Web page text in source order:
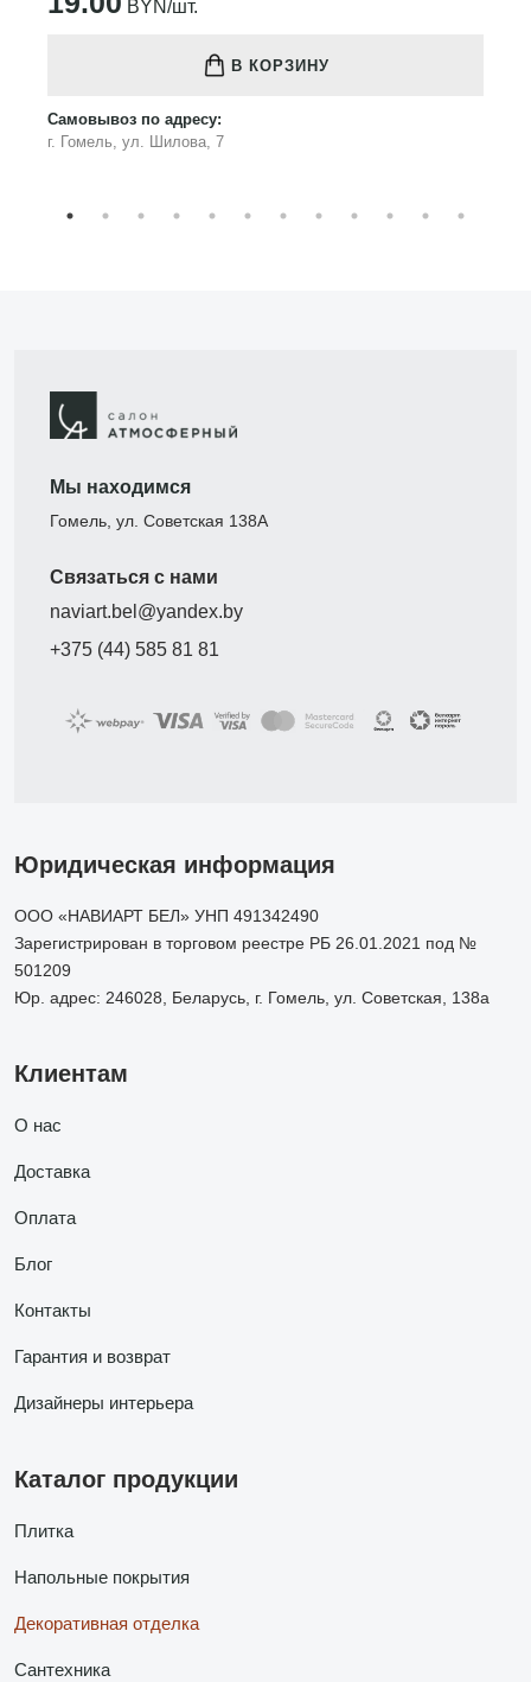
BYN/шт.
В КОРЗИНУ
Самовывоз по адресу:
г. Гомель, ул. Шилова, 7
Мы находимся
Гомель, ул. Советская 138А
Связаться с нами
naviart.bel@yandex.by
+375 (44) 585 81 81
Юридическая информация
ООО «НАВИАРТ БЕЛ» УНП 491342490
Зарегистрирован в торговом реестре РБ 26.01.2021 под №
501209
Юр. адрес: 246028, Беларусь, г. Гомель, ул. Советская, 138а
Клиентам
О нас
Доставка
Оплата
Блог
Контакты
Гарантия и возврат
Дизайнеры интерьера
Каталог продукции
Плитка
Напольные покрытия
Декоративная отделка
Сантехника